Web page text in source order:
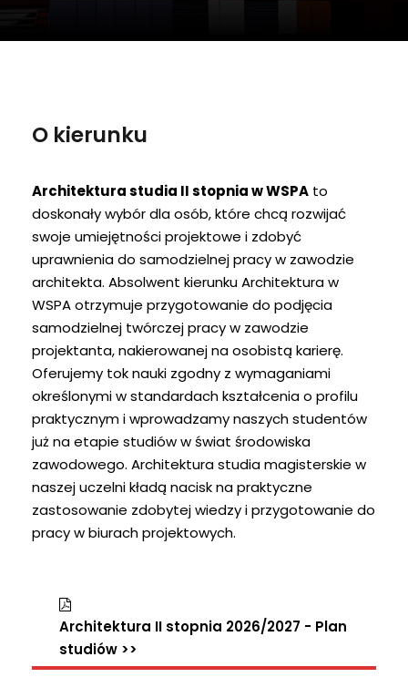
O kierunku
Architektura studia II stopnia w WSPA to
doskonały wybór dla osób, które chcą rozwijać
swoje umiejętności projektowe i zdobyć
uprawnienia do samodzielnej pracy w zawodzie
architekta. Absolwent kierunku Architektura w
WSPA otrzymuje przygotowanie do podjęcia
samodzielnej twórczej pracy w zawodzie
projektanta, nakierowanej na osobistą karierę.
Oferujemy tok nauki zgodny z wymaganiami
określonymi w standardach kształcenia o profilu
praktycznym i wprowadzamy naszych studentów
już na etapie studiów w świat środowiska
zawodowego. Architektura studia magisterskie w
naszej uczelni kładą nacisk na praktyczne
zastosowanie zdobytej wiedzy i przygotowanie do
pracy w biurach projektowych.
Architektura II stopnia 2026/2027 - Plan
studiów >>